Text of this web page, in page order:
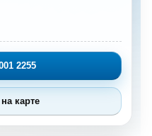
2255
карте